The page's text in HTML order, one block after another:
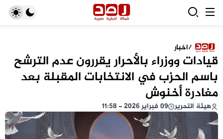
/اخبار
قيادات ووزراء بالأحرار يقررون عدم الترشح
باسم الحزب في الانتخابات المقبلة بعد
مغادرة أخنوش
هيئة التحرير 09 فبراير 2026 - 11:58